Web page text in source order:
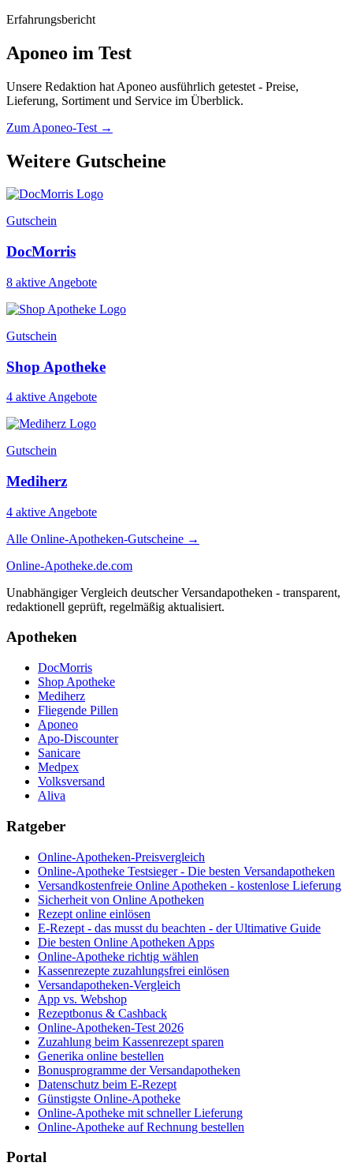
Erfahrungsbericht
Aponeo im Test
Unsere Redaktion hat Aponeo ausführlich getestet - Preise,
Lieferung, Sortiment und Service im Überblick.
Zum Aponeo-Test →
Weitere Gutscheine
Gutschein
DocMorris
8 aktive Angebote
Gutschein
Shop Apotheke
4 aktive Angebote
Gutschein
Mediherz
4 aktive Angebote
Alle Online-Apotheken-Gutscheine →
Online-Apotheke.de.com
Unabhängiger Vergleich deutscher Versandapotheken - transparent,
redaktionell geprüft, regelmäßig aktualisiert.
Apotheken
DocMorris
Shop Apotheke
Mediherz
Fliegende Pillen
Aponeo
Apo-Discounter
Sanicare
Medpex
Volksversand
Aliva
Ratgeber
Online-Apotheken-Preisvergleich
Online-Apotheke Testsieger - Die besten Versandapotheken
Versandkostenfreie Online Apotheken - kostenlose Lieferung
Sicherheit von Online Apotheken
Rezept online einlösen
E-Rezept - das musst du beachten - der Ultimative Guide
Die besten Online Apotheken Apps
Online-Apotheke richtig wählen
Kassenrezepte zuzahlungsfrei einlösen
Versandapotheken-Vergleich
App vs. Webshop
Rezeptbonus & Cashback
Online-Apotheken-Test 2026
Zuzahlung beim Kassenrezept sparen
Generika online bestellen
Bonusprogramme der Versandapotheken
Datenschutz beim E-Rezept
Günstigste Online-Apotheke
Online-Apotheke mit schneller Lieferung
Online-Apotheke auf Rechnung bestellen
Portal